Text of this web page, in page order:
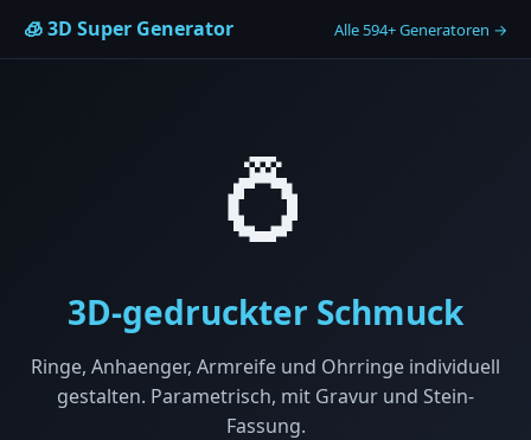
🧊 3D Super Generator Alle 594+ Generatoren →
💍
3D-gedruckter Schmuck
Ringe, Anhaenger, Armreife und Ohrringe individuell
gestalten. Parametrisch, mit Gravur und Stein-
Fassung.